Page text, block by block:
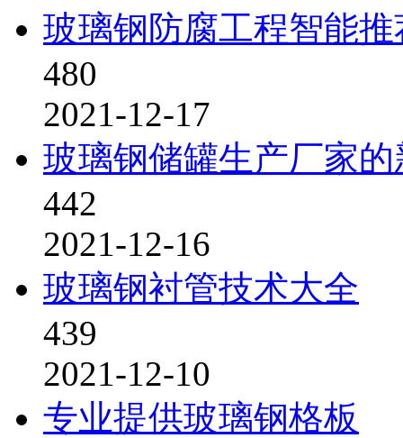
玻璃钢防腐工程智能推
480
2021-12-17
玻璃钢储罐生产厂家
442
2021-12-16
玻璃钢衬管技术大全
439
2021-12-10
专业提供玻璃钢格板